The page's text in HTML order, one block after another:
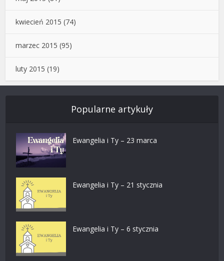
kwiecień 2015 (74)
marzec 2015 (95)
luty 2015 (19)
Popularne artykuły
Ewangelia i Ty – 23 marca
Ewangelia i Ty – 21 stycznia
Ewangelia i Ty – 6 stycznia